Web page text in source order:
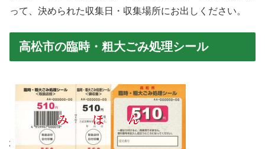
って、決められた収集日・収集場所にお出しください。
高松市の臨時・粗大ごみ処理シール